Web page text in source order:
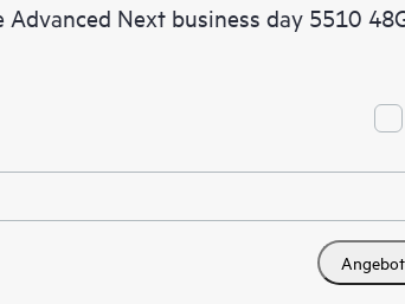
Advanced Next business day 5510